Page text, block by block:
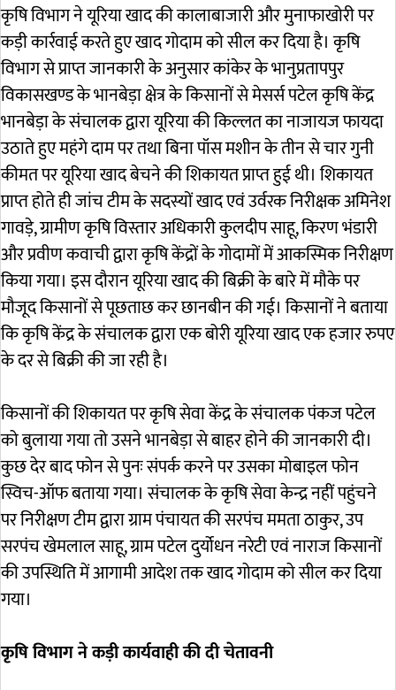
कृषि विभाग ने यूरिया खाद की कालाबाजारी और मुनाफाखोरी पर
कड़ी कार्रवाई करते हुए खाद गोदाम को सील कर दिया है। कृषि
विभाग से प्राप्त जानकारी के अनुसार कांकेर के भानुप्रतापपुर
विकासखण्ड के भानबेड़ा क्षेत्र के किसानों से मेसर्स पटेल कृषि केंद्र
भानबेड़ा के संचालक द्वारा यूरिया की किल्लत का नाजायज फायदा
उठाते हुए महंगे दाम पर तथा बिना पॉस मशीन के तीन से चार गुनी
कीमत पर यूरिया खाद बेचने की शिकायत प्राप्त हुई थी। शिकायत
प्राप्त होते ही जांच टीम के सदस्यों खाद एवं उर्वरक निरीक्षक अमिनेश
गावड़े, ग्रामीण कृषि विस्तार अधिकारी कुलदीप साहू, किरण भंडारी
और प्रवीण कवाची द्वारा कृषि केंद्रों के गोदामों में आकस्मिक निरीक्षण
किया गया। इस दौरान यूरिया खाद की बिक्री के बारे में मौके पर
मौजूद किसानों से पूछताछ कर छानबीन की गई। किसानों ने बताया
कि कृषि केंद्र के संचालक द्वारा एक बोरी यूरिया खाद एक हजार रुपए
के दर से बिक्री की जा रही है।
किसानों की शिकायत पर कृषि सेवा केंद्र के संचालक पंकज पटेल
को बुलाया गया तो उसने भानबेड़ा से बाहर होने की जानकारी दी।
कुछ देर बाद फोन से पुनः संपर्क करने पर उसका मोबाइल फोन
स्विच-ऑफ बताया गया। संचालक के कृषि सेवा केन्द्र नहीं पहुंचने
पर निरीक्षण टीम द्वारा ग्राम पंचायत की सरपंच ममता ठाकुर, उप
सरपंच खेमलाल साहू, ग्राम पटेल दुर्योधन नरेटी एवं नाराज किसानों
की उपस्थिति में आगामी आदेश तक खाद गोदाम को सील कर दिया
गया।
कृषि विभाग ने कड़ी कार्यवाही की दी चेतावनी